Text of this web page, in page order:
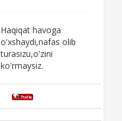
Haqiqat havoga
o'xshaydi,nafas olib
turasizu,o'zini
ko'rmaysiz.